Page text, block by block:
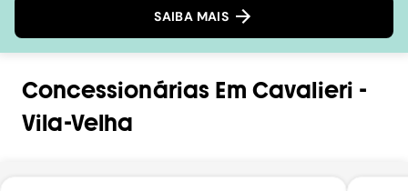
SAIBA MAIS
Concessionárias Em Cavalieri -
Vila-Velha